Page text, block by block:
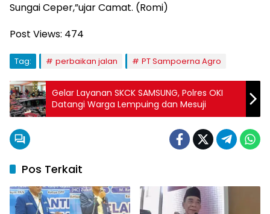
Sungai Ceper,”ujar Camat. (Romi)
Post Views: 474
Tag: perbaikan jalan PT Sampoerna Agro
Gelar Layanan SKCK SAMSUNG, Polres OKI
Datangi Warga Lempuing dan Mesuji
Pos Terkait